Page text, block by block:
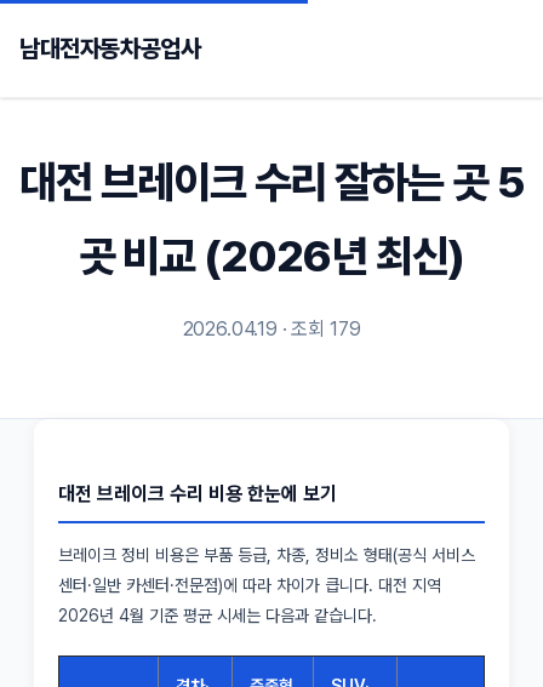
남대전자동차공업사
대전 브레이크 수리 잘하는 곳 5
곳 비교 (2026년 최신)
2026.04.19 · 조회 179
대전 브레이크 수리 비용 한눈에 보기
브레이크 정비 비용은 부품 등급, 차종, 정비소 형태(공식 서비스
센터·일반 카센터·전문점)에 따라 차이가 큽니다. 대전 지역
2026년 4월 기준 평균 시세는 다음과 같습니다.